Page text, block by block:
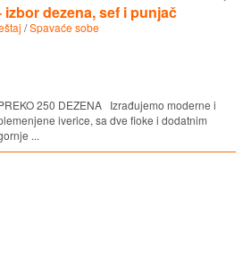
dezena, sef i punjač
/Spavaće sobe
250 DEZENA Izrađujemo moderne i
iverice, sa dve fioke i dodatnim
...